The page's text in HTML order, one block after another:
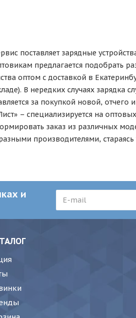
поставляет зарядные
предлагается
оптом с доставкой в
В нередких случаях
за покупкой новой,
– специализируется на
заказ из различных
производителями,
и